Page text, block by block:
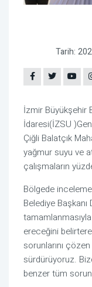
Tarih:
İzmir Büyükşehir
İdaresi(İZSU
Çiğli Balatçık
yağmur suyu ve
çalışmaların
Bölgede
Belediye Başkanı
tamamlanmasıyla
ereceğini
sorunlarını çözen
sürdürüyoruz.
benzer tüm